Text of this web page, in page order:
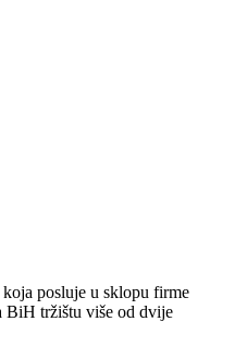
posluje u sklopu firme
BiH tržištu više od dvije